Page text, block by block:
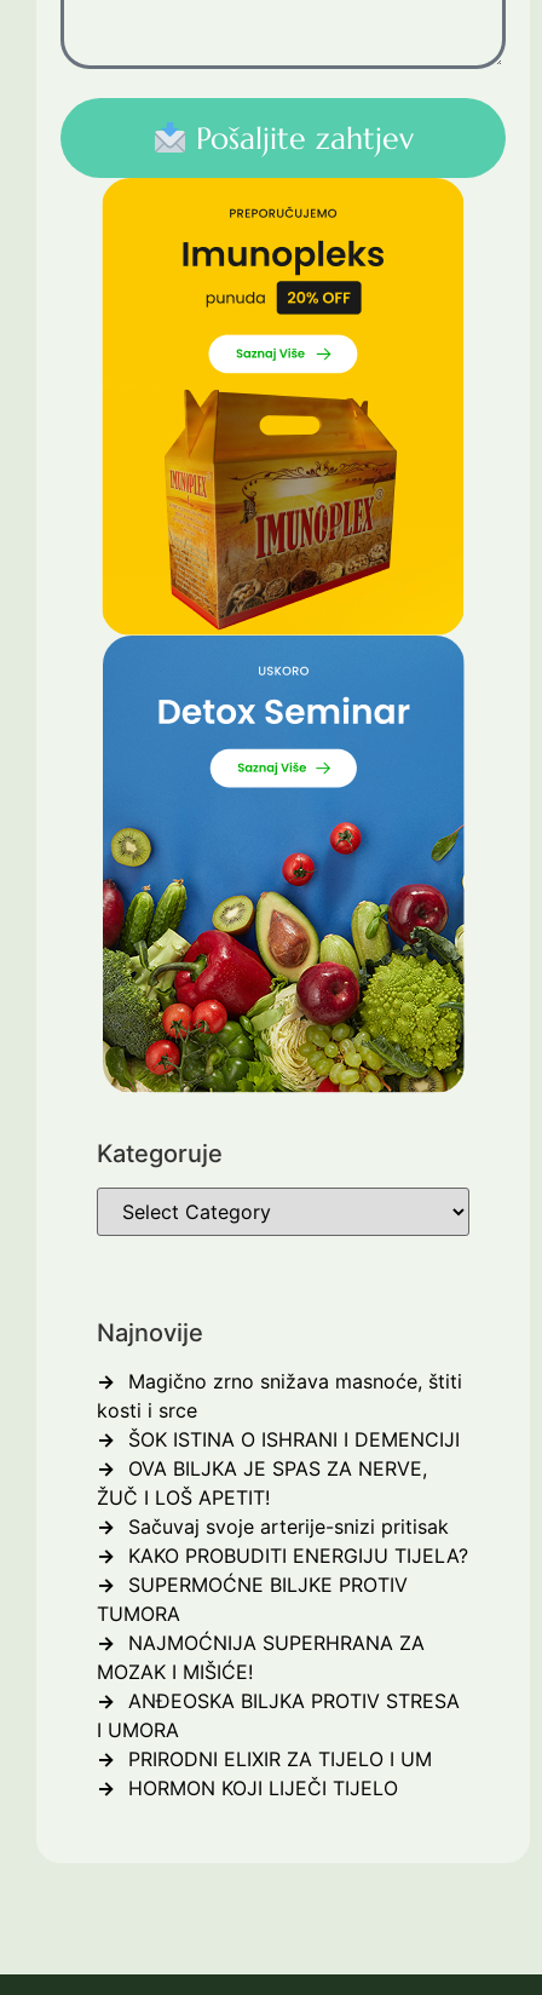
Pošaljite zahtjev
Kategoruje
Najnovije
Magično zrno snižava masnoće, štiti
kosti i srce
ŠOK ISTINA O ISHRANI I DEMENCIJI
OVA BILJKA JE SPAS ZA NERVE,
ŽUČ I LOŠ APETIT!
Sačuvaj svoje arterije-snizi pritisak
KAKO PROBUDITI ENERGIJU TIJELA?
SUPERMOĆNE BILJKE PROTIV
TUMORA
NAJMOĆNIJA SUPERHRANA ZA
MOZAK I MIŠIĆE!
ANĐEOSKA BILJKA PROTIV STRESA
I UMORA
PRIRODNI ELIXIR ZA TIJELO I UM
HORMON KOJI LIJEČI TIJELO